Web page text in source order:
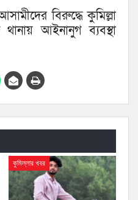
বিরুদ্ধে কুমিল্লা
আইনানুগ ব্যবস্থা
কুমিল্লার খবর